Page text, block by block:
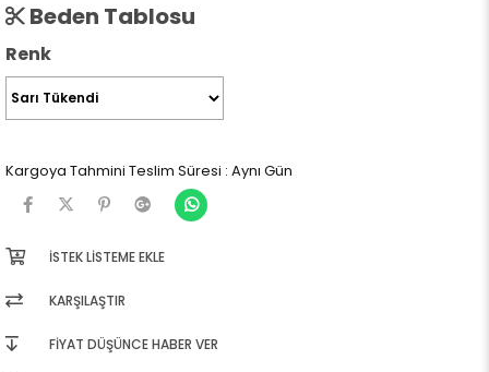
Beden Tablosu
Renk
Kargoya Tahmini Teslim Süresi : Aynı Gün
İSTEK LISTEME EKLE
KARŞILAŞTIR
FIYAT DÜŞÜNCE HABER VER